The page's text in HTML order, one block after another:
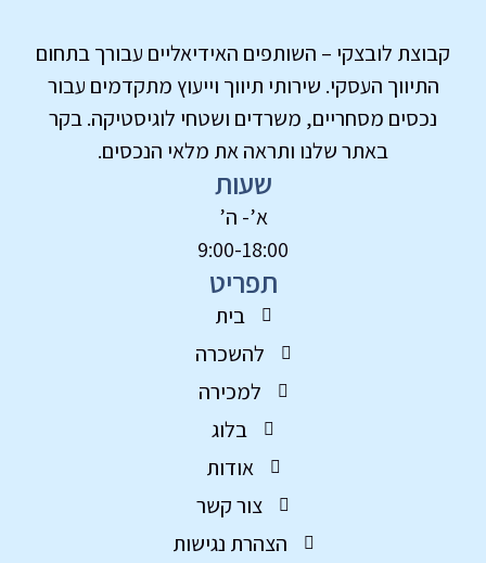
קבוצת לובצקי – השותפים האידיאליים עבורך בתחום
התיווך העסקי. שירותי תיווך וייעוץ מתקדמים עבור
נכסים מסחריים, משרדים ושטחי לוגיסטיקה. בקר
באתר שלנו ותראה את מלאי הנכסים.
שעות
א’- ה’
9:00-18:00
תפריט
בית
להשכרה
למכירה
בלוג
אודות
צור קשר
הצהרת נגישות